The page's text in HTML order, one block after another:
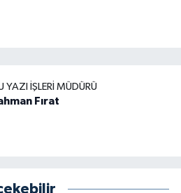
YAZI İŞLERI MÜDÜRÜ
Fırat